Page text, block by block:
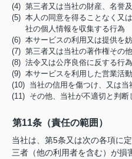
(4) 第三者又は当社の財産、名誉
(5) 本人の同意を得ることなく又
社の個人情報を収集する行為
(6) 本サービスの利用又は提供を
(7) 第三者又は当社の著作権その
(8) 法令又は公序良俗に反する行為
(9) 本サービスを利用した営業活
(10) 当社の信用を傷つけ、又は当
(11) その他、当社が不適切と判断
第11条（責任の範囲）
当社は、第5条又は次の各項に
三者（他の利用者を含む）が損